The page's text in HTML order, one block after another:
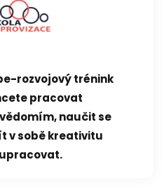
rozvojový trénink
pracovat
naučit se
v sobě kreativitu